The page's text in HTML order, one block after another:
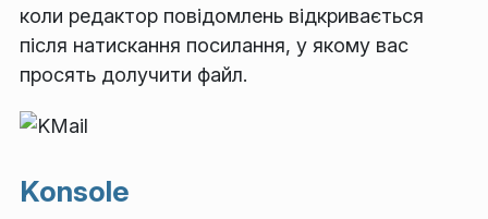
коли редактор повідомлень відкривається
після натискання посилання, у якому вас
просять долучити файл.
Konsole